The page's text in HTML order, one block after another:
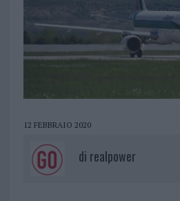
12 FEBBRAIO 2020
di realpower